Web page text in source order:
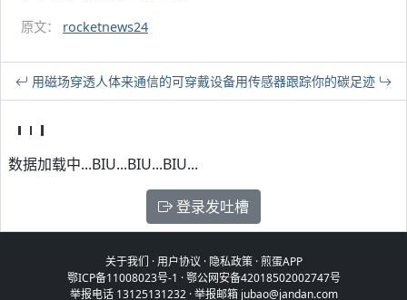
原文： rocketnews24
用磁场穿透人体来通信的可穿戴设备用传感器跟踪你的碳足迹
数据加载中...BIU...BIU...BIU...
登录发吐槽
关于我们 ·用户协议 · 隐私政策·煎蛋APP
鄂ICP备11008023号-1 ·鄂公网安备42018502002747号
举报电话 13125131232 · 举报邮箱 jubao@jandan.com